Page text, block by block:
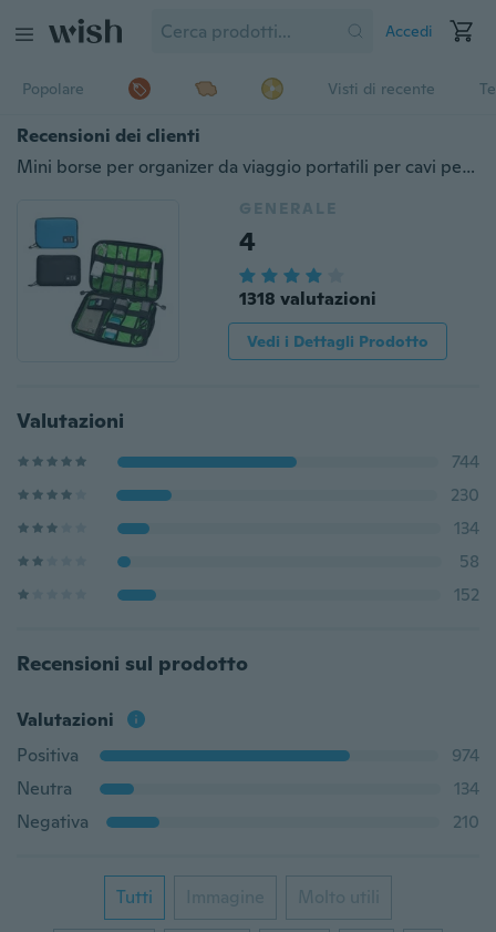
Accedi
Popolare Visti di recente
Recensioni dei clienti
Mini borse per organizer da viaggio portatili per cavi per auricolari per disco rigido Chiavette USB
GENERALE
4
1318 valutazioni
Vedi i Dettagli Prodotto
Valutazioni
744
230
134
58
152
Recensioni sul prodotto
Valutazioni
Positiva
974
Neutra
134
Negativa
210
Tutti Immagine Molto utili